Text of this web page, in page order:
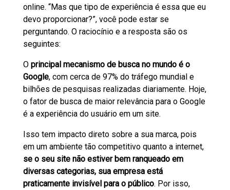
online. “Mas que tipo de experiência é essa que eu
devo proporcionar?”, você pode estar se
perguntando. O raciocínio e a resposta são os
seguintes:
O principal mecanismo de busca no mundo é o
Google, com cerca de 97% do tráfego mundial e
bilhões de pesquisas realizadas diariamente. Hoje,
o fator de busca de maior relevância para o Google
é a experiência do usuário em um site.
Isso tem impacto direto sobre a sua marca, pois
em um ambiente tão competitivo quanto a internet,
se o seu site não estiver bem ranqueado em
diversas categorias, sua empresa está
praticamente invisível para o público. Por isso,